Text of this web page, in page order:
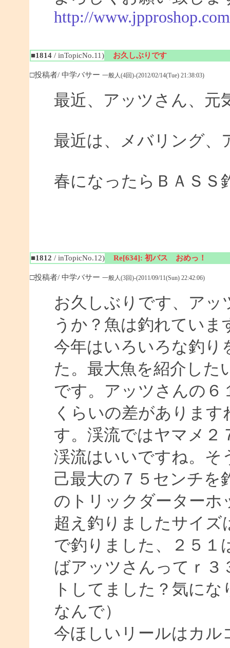
http://
■1814/ inTopicNo.11) お久しぶりです
□投稿者/ 中学バサー 一般人(4回)-(2012/02/14(Tue) 21:38:03)
最近、アッツさん、元
最近は、メバリング、
春になったらＢＡＳＳ
■1812 / inTopicNo.12) Re[634]: 初バス おめっ！
□投稿者/ 中学バサー 一般人(3回)-(2011/09/11(Sun) 22:42:06)
お久しぶりです、アッ
うか？魚は釣れていま
今年はいろいろな釣り
た。最大魚を紹介した
です。アッツさんの６
くらいの差がありま
す。渓流ではヤマメ２
渓流はいいですね。そ
己最大の７５センチを
のトリックダーターホ
超え釣りましたサイ
で釣りました、２５１
ばアッツさんってｒ
トしてました？気に
なんで）
今ほしいリールはカル